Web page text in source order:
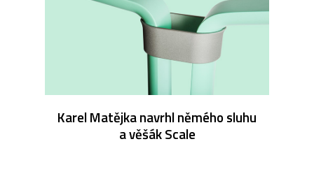
Karel Matějka navrhl němého sluhu
a věšák Scale